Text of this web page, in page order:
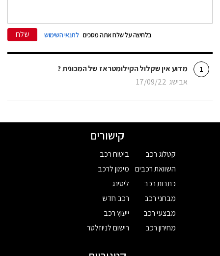
בלחיצה על שלח אתה מסכים לתנאי השימוש שלח
1
מדוע אין שקלול הקילומטראז של המכונית ?
אבישג 17/09/22
קישורים
קטלוג רכב
השוואת רכבים
כתבות רכב
מבחני רכב
מבצעי רכב
מחירון רכב
ביטוח רכב
מימון לרכב
ליסינג
רכב חדש
ייעוץ רכב
רישום לניוזלטר